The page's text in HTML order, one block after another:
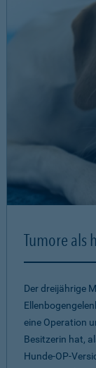
Tumore als
Der dreijährige
eine Operation
Besitzerin hat,
Hunde-OP-